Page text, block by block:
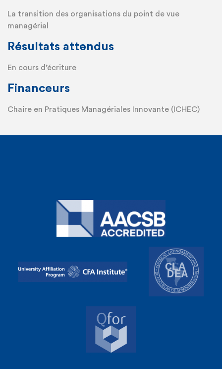
La transition des organisations du point de vue
managérial
Résultats attendus
En cours d’écriture
Financeurs
Chaire en Pratiques Managériales Innovante (ICHEC)